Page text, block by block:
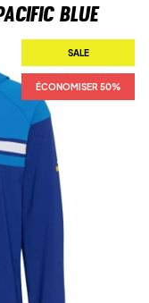
Blue
SALE
ÉCONOMISER 50%
SALE
ÉCONOMISER 50%